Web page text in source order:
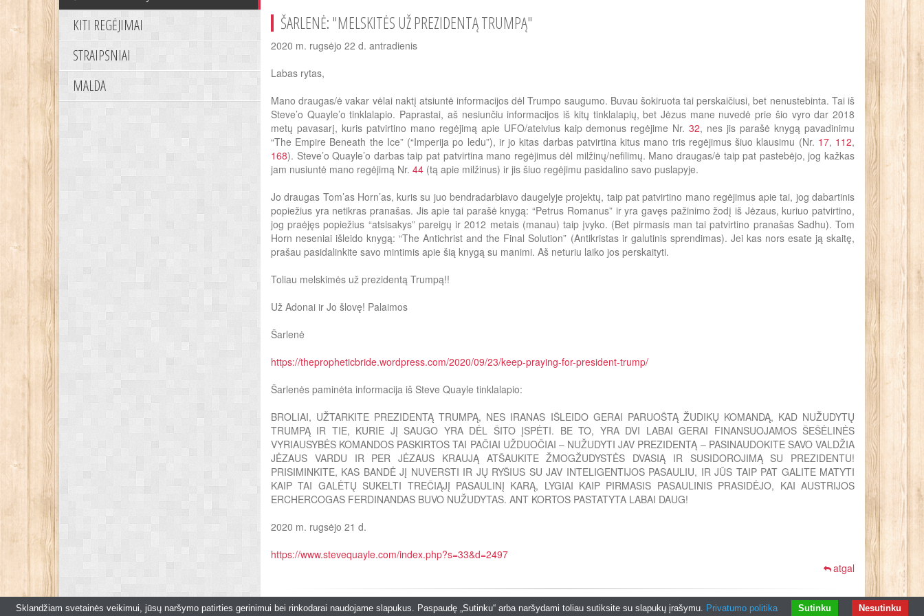
KITI REGĖJIMAI
STRAIPSNIAI
MALDA
ŠARLENĖ: "MELSKITĖS UŽ PREZIDENTĄ TRUMPĄ"
2020 m. rugsėjo 22 d. antradienis
Labas rytas,
Mano draugas/ė vakar vėlai naktį atsiuntė informacijos dėl Trumpo saugumo. Buvau šokiruota tai perskaičiusi, bet nenustebinta. Tai iš
Steve’o Quayle’o tinklalapio. Paprastai, aš nesiunčiu informacijos iš kitų tinklalapių, bet Jėzus mane nuvedė prie šio vyro dar 2018
metų pavasarį, kuris patvirtino mano regėjimą apie UFO/ateivius kaip demonus regėjime Nr.32, nes jis parašė knygą pavadinimu
“The Empire Beneath the Ice” (“Imperija po ledu”), ir jo kitas darbas patvirtina kitus mano tris regėjimus šiuo klausimu (Nr. 17, 112,
168). Steve’o Quayle’o darbas taip pat patvirtina mano regėjimus dėl milžinų/nefilimų. Mano draugas/ė taip pat pastebėjo, jog kažkas
jam nusiuntė mano regėjimą Nr. 44 (tą apie milžinus) ir jis šiuo regėjimu pasidalino savo puslapyje.
Jo draugas Tom’as Horn’as, kuris su juo bendradarbiavo daugelyje projektų, taip pat patvirtino mano regėjimus apie tai, jog dabartinis
popiežius yra netikras pranašas. Jis apie tai parašė knygą: “Petrus Romanus” ir yra gavęs pažinimo žodį iš Jėzaus, kuriuo patvirtino,
jog praėjęs popiežius “atsisakys” pareigų ir 2012 metais (manau) taip įvyko. (Bet pirmasis man tai patvirtino pranašas Sadhu). Tom
Horn neseniai išleido knygą: “The Antichrist and the Final Solution” (Antikristas ir galutinis sprendimas). Jei kas nors esate ją skaitę,
prašau pasidalinkite savo mintimis apie šią knygą su manimi. Aš neturiu laiko jos perskaityti.
Toliau melskimės už prezidentą Trumpą!!
Už Adonai ir Jo šlovę! Palaimos
Šarlenė
https://thepropheticbride.wordpress.com/2020/09/23/keep-praying-for-president-trump/
Šarlenės paminėta informacija iš Steve Quayle tinklalapio:
BROLIAI, UŽTARKITE PREZIDENTĄ TRUMPĄ, NES IRANAS IŠLEIDO GERAI PARUOŠTĄ ŽUDIKŲ KOMANDĄ, KAD NUŽUDYTŲ
TRUMPĄ IR TIE, KURIE JĮ SAUGO YRA DĖL ŠITO ĮSPĖTI. BE TO, YRA DVI LABAI GERAI FINANSUOJAMOS ŠEŠĖLINĖS
VYRIAUSYBĖS KOMANDOS PASKIRTOS TAI PAČIAI UŽDUOČIAI – NUŽUDYTI JAV PREZIDENTĄ – PASINAUDOKITE SAVO VALDŽIA
JĖZAUS VARDU IR PER JĖZAUS KRAUJĄ ATŠAUKITE ŽMOGŽUDYSTĖS DVASIĄ IR SUSIDOROJIMĄ SU PREZIDENTU!
PRISIMINKITE, KAS BANDĖ JĮ NUVERSTI IR JŲ RYŠIUS SU JAV INTELIGENTIJOS PASAULIU, IR JŪS TAIP PAT GALITE MATYTI
KAIP TAI GALĖTŲ SUKELTI TREČIĄJĮ PASAULINĮ KARĄ, LYGIAI KAIP PIRMASIS PASAULINIS PRASIDĖJO, KAI AUSTRIJOS
ERCHERCOGAS FERDINANDAS BUVO NUŽUDYTAS. ANT KORTOS PASTATYTA LABAI DAUG!
2020 m. rugsėjo 21 d.
https://www.stevequayle.com/index.php?s=33&d=2497
atgal
© 2026biblijosperlai.lt | Interneto svetainių kūrimas
Sklandžiam svetainės veikimui, jūsų naršymo patirties gerinimui bei rinkodarai naudojame slapukus. Paspaudę „Sutinku“ arba naršydami toliau sutiksite su slapukų įrašymu. Privatumo politika Nesutinku
Sutinku